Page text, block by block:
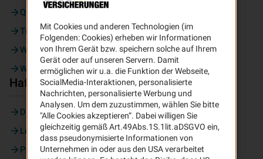
Quad
Trike
Wohnmobil
Wohnwagen
Haftpflicht
Diensthaftpflicht
Lehrer
Privathaftpflicht
Mit Cookies und anderen Technologien (im
Folgenden: Cookies) erheben wir Informationen
von Ihrem Gerät bzw. speichern solche auf Ihrem
Gerät oder auf unseren Servern. Damit
ermöglichen wir u.a. die Funktion der Webseite,
SocialMedia-Interaktionen, personalisierte
Nachrichten, personalisierte Werbung und
Analysen. Um dem zuzustimmen, wählen Sie bitte
"Alle Cookies akzeptieren“. Dabei willigen Sie
gleichzeitig gemäß Art.49Abs.1S.1lit.aDSGVO ein,
dass pseudonymisierte Informationen von
Unternehmen in oder aus den USA verarbeitet